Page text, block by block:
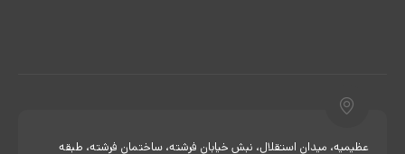
عظیمیه، میدان استقلال، نبش خیابان فرشته، ساختمان فرشته، طبقه